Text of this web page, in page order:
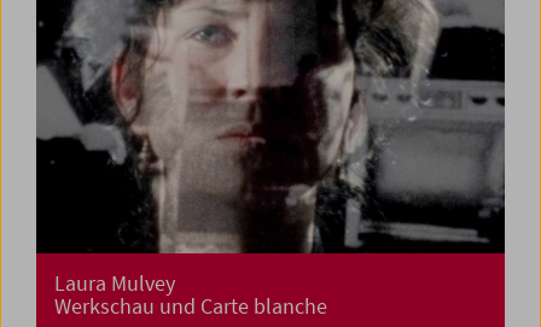
Laura Mulvey
Werkschau und Carte blanche